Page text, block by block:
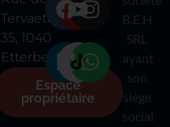
Tervaete
35, 1040
Etterbeek
Espace
propriétaire
B.E.H
SRL
ayant
son
siège
social